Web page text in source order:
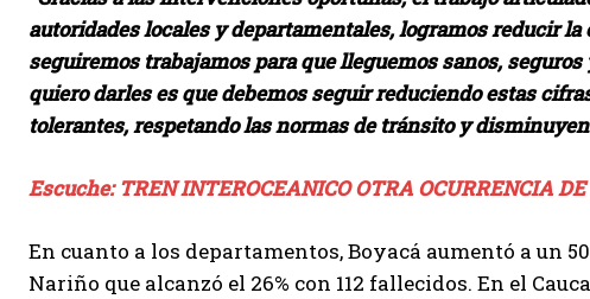
autoridades locales y departamentales, logramos reducir
seguiremos trabajamos para que lleguemos sanos,
quiero darles es que debemos seguir reduciendo estas
tolerantes, respetando las normas de tránsito y
Escuche: TREN INTEROCEANICO OTRA OCURRENCIA DE
En cuanto a los departamentos, Boyacá aumentó a un
Nariño que alcanzó el 26% con 112 fallecidos. En el